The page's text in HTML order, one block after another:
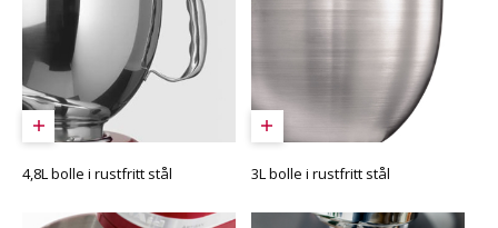
4,8L bolle i rustfritt stål 3L bolle i rustfritt stål